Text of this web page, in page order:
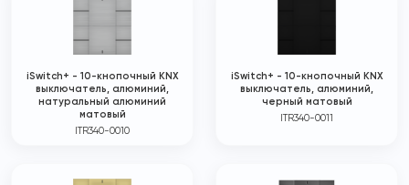
iSwitch+ - 10-кнопочный KNX
выключатель, алюминий,
натуральный алюминий
матовый
ITR340-0010
iSwitch+ - 10-кнопочный KNX
выключатель, алюминий,
черный матовый
ITR340-0011